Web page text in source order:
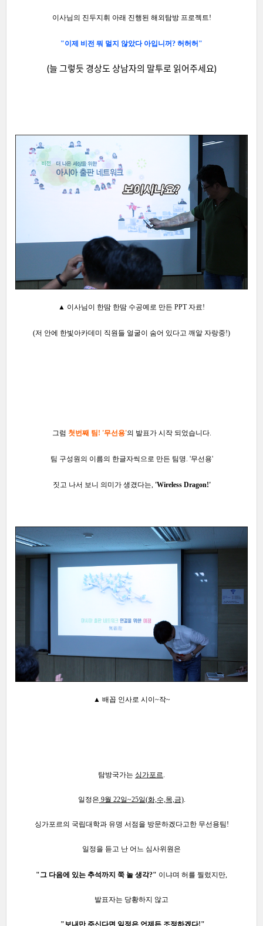
이사님의 진두지휘 아래 진행된 해외탐방 프로젝트!
"이제 비전 뭐 멀지 않았다 아입니꺼? 허허허"
(늘 그렇듯 경상도 상남자의 말투로 읽어주세요)
▲ 이사님이 한땀 한땀 수공예로 만든 PPT 자료!
(저 안에 한빛아카데미 직원들 얼굴이 숨어 있다고 깨알 자랑중!)
그럼 첫번째 팀! '무선용'의 발표가 시작 되었습니다.
팀 구성원의 이름의 한글자씩으로 만든 팀명. '무선용'
짓고 나서 보니 의미가 생겼다는, 'Wireless Dragon!'
▲ 배꼽 인사로 시이~작~
탐방국가는 싱가포르
일정은 9월 22일~25일(화,수,목,금).
싱가포르의 국립대학과 유명 서점을 방문하겠다고한 무선용팀!
일정을 듣고 난 어느 심사위원은
"그 다음에 있는 추석까지 쭉 놀 생각?" 이냐며 허를 찔렀지만,
발표자는 당황하지 않고
"보내만 주신다면 일정은 언제든 조정하겠다!"